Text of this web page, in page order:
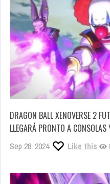
DRAGON BALL XENOVERSE 2
LLEGARÁ PRONTO A CONSOLAS
Sep 28, 2024 Like this